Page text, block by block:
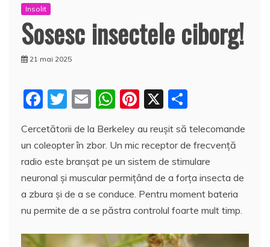
Insolit
Sosesc insectele ciborg!
21 mai 2025
F
c
e
b
o
o
k
T
itt
er
E
ai
l
W
at
s
A
p
p
Pi
er
e
st
X
rt
aj
e
a
z
ă
Cercetătorii de la Berkeley au reuşit să telecomande
un coleopter în zbor. Un mic receptor de frecvenţă
radio este branşat pe un sistem de stimulare
neuronal şi muscular permiţând de a forţa insecta de
a zbura şi de a se conduce. Pentru moment bateria
nu permite de a se păstra controlul foarte mult timp.